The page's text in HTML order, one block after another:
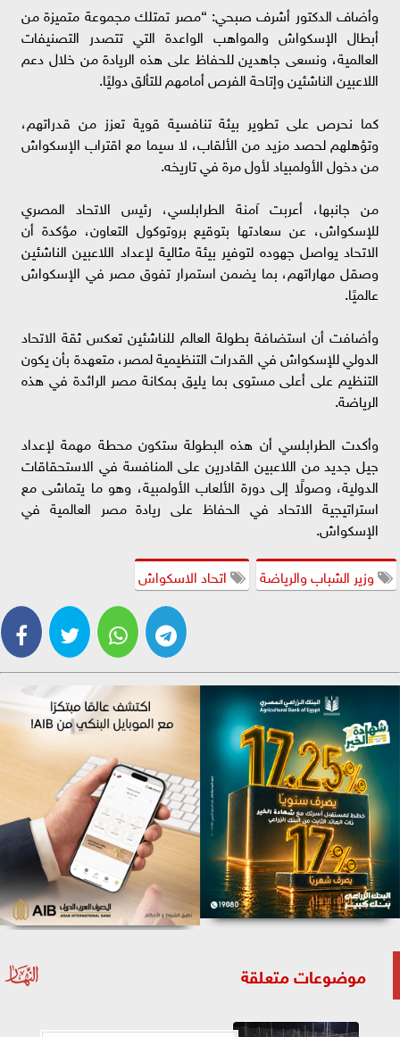
وأضاف الدكتور أشرف صبحي: “مصر تمتلك مجموعة متميزة من
أبطال الإسكواش والمواهب الواعدة التي تتصدر التصنيفات
العالمية، ونسعى جاهدين للحفاظ على هذه الريادة من خلال دعم
اللاعبين الناشئين وإتاحة الفرص أمامهم للتألق دوليًا.
كما نحرص على تطوير بيئة تنافسية قوية تعزز من قدراتهم،
وتؤهلهم لحصد مزيد من الألقاب، لا سيما مع اقتراب الإسكواش
من دخول الأولمبياد لأول مرة في تاريخه.
من جانبها، أعربت آمنة الطرابلسي، رئيس الاتحاد المصري
للإسكواش، عن سعادتها بتوقيع بروتوكول التعاون، مؤكدة أن
الاتحاد يواصل جهوده لتوفير بيئة مثالية لإعداد اللاعبين الناشئين
وصقل مهاراتهم، بما يضمن استمرار تفوق مصر في الإسكواش
عالميًا.
وأضافت أن استضافة بطولة العالم للناشئين تعكس ثقة الاتحاد
الدولي للإسكواش في القدرات التنظيمية لمصر، متعهدة بأن يكون
التنظيم على أعلى مستوى بما يليق بمكانة مصر الرائدة في هذه
الرياضة.
وأكدت الطرابلسي أن هذه البطولة ستكون محطة مهمة لإعداد
جيل جديد من اللاعبين القادرين على المنافسة في الاستحقاقات
الدولية، وصولًا إلى دورة الألعاب الأولمبية، وهو ما يتماشى مع
استراتيجية الاتحاد في الحفاظ على ريادة مصر العالمية في
الإسكواش.
وزير الشباب والرياضة
اتحاد الاسكواش
موضوعات متعلقة